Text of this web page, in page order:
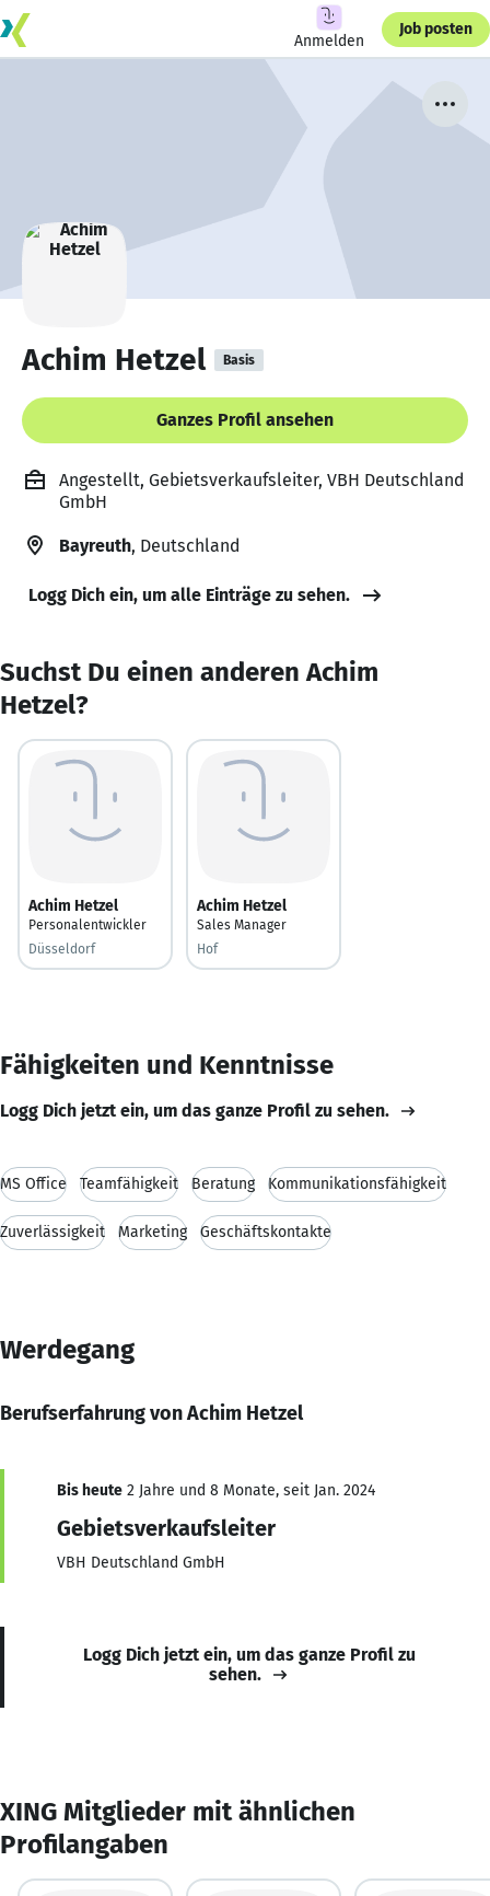
Anmelden
Job posten
Achim Hetzel Basis
Ganzes Profil ansehen
Angestellt, Gebietsverkaufsleiter, VBH Deutschland
GmbH
Bayreuth, Deutschland
Logg Dich ein, um alle Einträge zu sehen.
Suchst Du einen anderen Achim
Hetzel?
Achim Hetzel
Personalentwickler
Düsseldorf
Achim Hetzel
Sales Manager
Hof
Fähigkeiten und Kenntnisse
Logg Dich jetzt ein, um das ganze Profil zu sehen.
MS Office Teamfähigkeit Beratung Kommunikationsfähigkeit
Zuverlässigkeit Marketing Geschäftskontakte
Werdegang
Berufserfahrung von Achim Hetzel
Bis heute 2 Jahre und 8 Monate, seit Jan. 2024
Gebietsverkaufsleiter
VBH Deutschland GmbH
Logg Dich jetzt ein, um das ganze Profil zu
sehen.
XING Mitglieder mit ähnlichen
Profilangaben